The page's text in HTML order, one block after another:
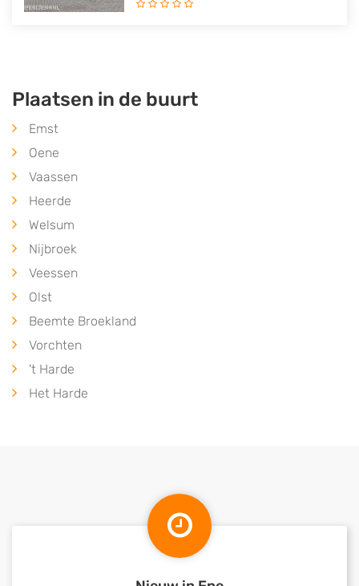
Plaatsen in de buurt
Emst
Oene
Vaassen
Heerde
Welsum
Nijbroek
Veessen
Olst
Beemte Broekland
Vorchten
't Harde
Het Harde